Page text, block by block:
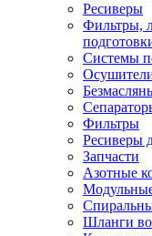
Ресиверы
Фильтры,
Системы
Фильтры
Ресиверы
Запчасти
Азотные
Шланги